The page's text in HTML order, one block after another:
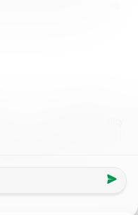
Haifa makes its
to growers in
LTD